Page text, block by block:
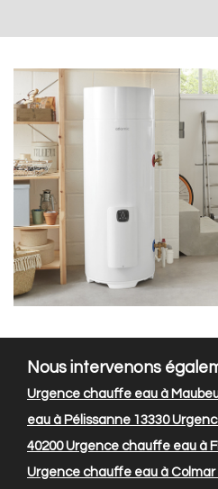
Nous intervenons
Urgence chauffe eau à
eau à Pélissanne 13330
40200Urgence chauffe eau à
Urgence chauffe eau à Colmar